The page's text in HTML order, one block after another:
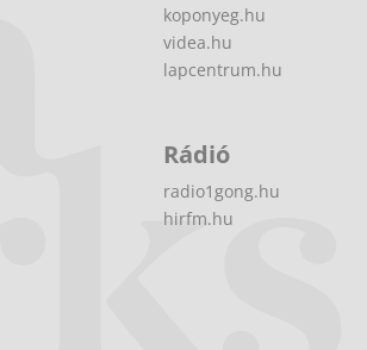
koponyeg.hu
videa.hu
lapcentrum.hu
Rádió
radio1gong.hu
hirfm.hu